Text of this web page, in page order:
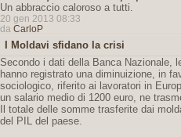
Un abbraccio caloroso a tutti.
20 gen 2013 08:33
da CarloP
I Moldavi sfidano la crisi
Secondo i dati della Banca Nazionale,
hanno registrato una diminuizione, in
sociologico, riferito ai lavoratori in
un salario medio di 1200 euro, ne
Il totale delle somme trasferite dai
del PIL del paese.